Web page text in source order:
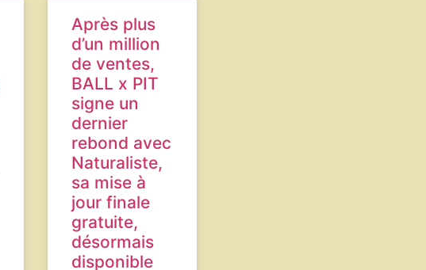
Après plus
d’un million
de ventes,
BALL x PIT
signe un
dernier
rebond avec
Naturaliste,
sa mise à
jour finale
gratuite,
désormais
disponible